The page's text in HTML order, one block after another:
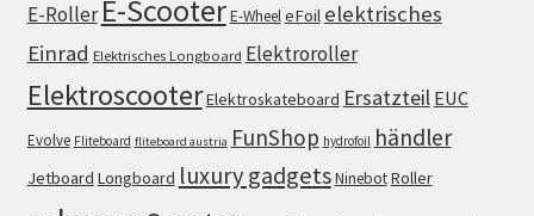
E-Roller E-ScooterE-WheeleFoil elektrisches
Einrad Elektrisches Longboard Elektroroller
ElektroscooterElektroskateboard Ersatzteil EUC
Evolve Fliteboard fliteboard austria FunShop hydrofoil händler
Jetboard Longboard luxury gadgetsNinebotRoller